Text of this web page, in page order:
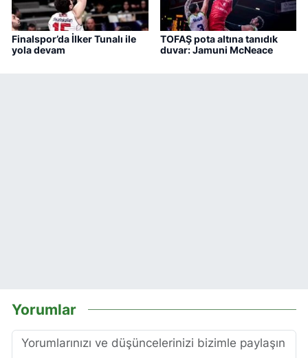
Finalspor’da İlker Tunalı ile
yola devam
TOFAŞ pota altına tanıdık
duvar: Jamuni McNeace
Yorumlar